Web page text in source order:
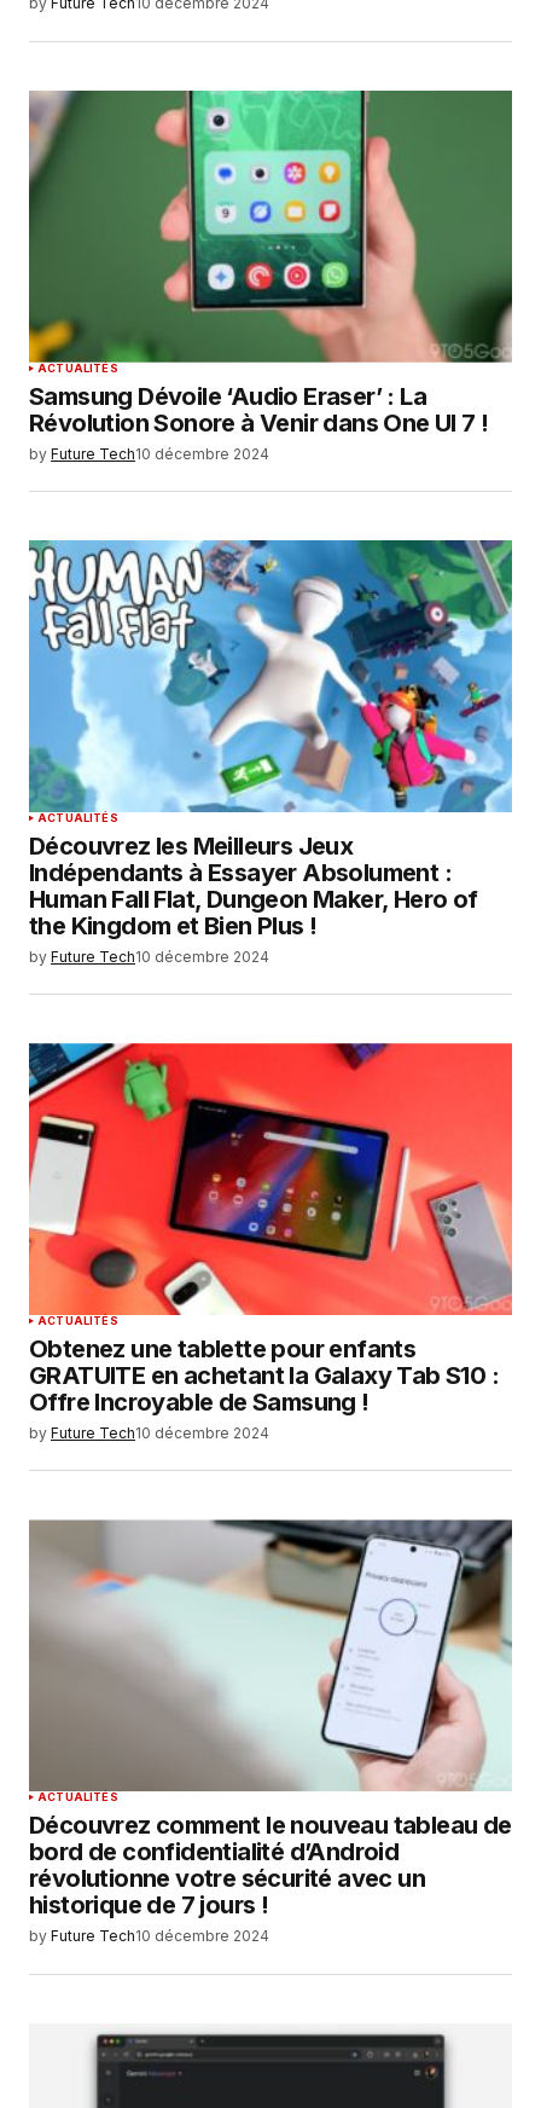
ACTUALITÉS
Samsung Dévoile ‘Audio Eraser’ : La
Révolution Sonore à Venir dans One UI 7 !
by Future Tech10 décembre 2024
ACTUALITÉS
Découvrez les Meilleurs Jeux
Indépendants à Essayer Absolument :
Human Fall Flat, Dungeon Maker, Hero of
the Kingdom et Bien Plus !
by Future Tech10 décembre 2024
ACTUALITÉS
Obtenez une tablette pour enfants
GRATUITE en achetant la Galaxy Tab S10 :
Offre Incroyable de Samsung !
by Future Tech10 décembre 2024
ACTUALITÉS
Découvrez comment le nouveau tableau de
bord de confidentialité d’Android
révolutionne votre sécurité avec un
historique de 7 jours !
by Future Tech10 décembre 2024